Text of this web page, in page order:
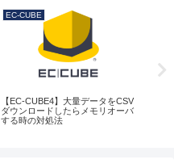
EC-CUBE
【EC-CUBE4】大量データをCSV
ダウンロードしたらメモリオーバ
する時の対処法